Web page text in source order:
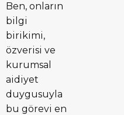
Ben, onların
bilgi
birikimi,
özverisi ve
kurumsal
aidiyet
duygusuyla
bu görevi en